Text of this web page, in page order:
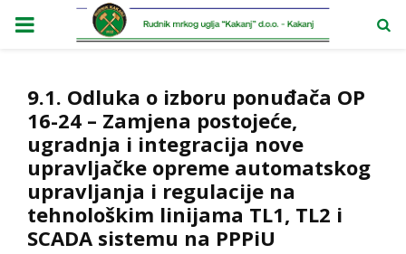
PRIMARY
9.1. Odluka o izboru ponuđača OP
16-24 – Zamjena postojeće,
ugradnja i integracija nove
upravljačke opreme automatskog
upravljanja i regulacije na
tehnološkim linijama TL1, TL2 i
SCADA sistemu na PPPiU